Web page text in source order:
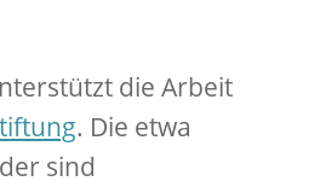
die Arbeit
. Die etwa
sind